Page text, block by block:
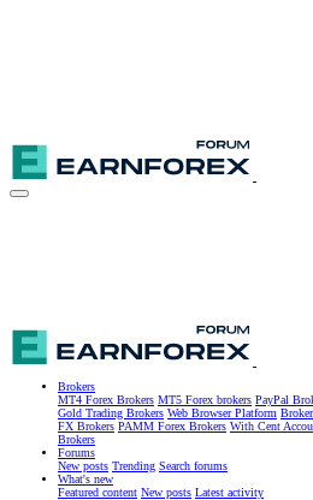
Brokers
MT4 Forex Brokers MT5 Forex brokers PayPal
Gold Trading Brokers Web Browser Platform
FX Brokers PAMM Forex Brokers With Cent
Brokers
Forums
New posts Trending Search forums
What's new
Featured content New posts Latest activity